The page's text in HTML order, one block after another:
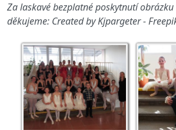
Za laskavé bezplatné poskytnutí
děkujeme: Created by Kjpargeter -